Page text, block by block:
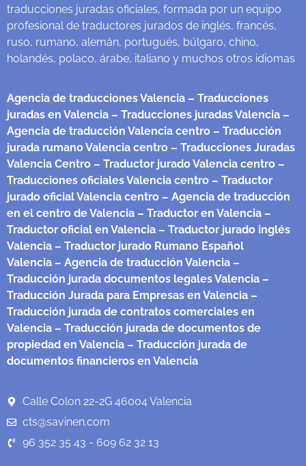
traducciones juradas oficiales, formada por un equipo
profesional de traductores jurados de inglés, francés,
ruso, rumano, alemán, portugués, búlgaro, chino,
holandés, polaco, árabe, italiano y muchos otros idiomas
Agencia de traducciones Valencia – Traducciones
juradas en Valencia – Traducciones juradas Valencia –
Agencia de traducción Valencia centro – Traducción
jurada rumano Valencia centro – Traducciones Juradas
Valencia Centro – Traductor jurado Valencia centro –
Traducciones oficiales Valencia centro – Traductor
jurado oficial Valencia centro – Agencia de traducción
en el centro de Valencia – Traductor en Valencia –
Traductor oficial en Valencia – Traductor jurado inglés
Valencia – Traductor jurado Rumano Español
Valencia – Agencia de traducción Valencia –
Traducción jurada documentos legales Valencia –
Traducción Jurada para Empresas en Valencia –
Traducción jurada de contratos comerciales en
Valencia – Traducción jurada de documentos de
propiedad en Valencia – Traducción jurada de
documentos financieros en Valencia
Calle Colon 22-2G 46004 Valencia
cts@savinen.com
96 352 35 43 - 609 62 32 13